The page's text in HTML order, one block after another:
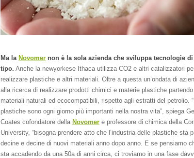
Ma la Novomer non è la sola azienda che sviluppa tecnologie
tipo. Anche la newyorkese Ithaca utilizza CO2 e altri catalizzatori
realizzare plastiche e altri materiali. Oltre a questa un’ondata di
alla ricerca di realizzare prodotti chimici e materie plastiche
materiali naturali ed ecocompatibili, rispetto agli estratti del petrolio.
plastiche sono ogni giorno più importanti nella nostra vita”, spiega
Coates cofondatore della Novomer e professore di chimica della
University, “bisogna prendere atto che l’industria delle plastiche sta
decine e decine di nuovi materiali anno dopo anno. E se pensiamo
sta accadendo da una 50a di anni circa, ci troviamo in una fase